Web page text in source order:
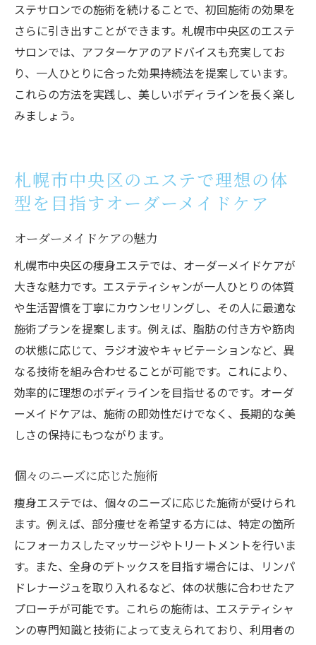
ステサロンでの施術を続けることで、初回施術の効果を
さらに引き出すことができます。札幌市中央区のエステ
サロンでは、アフターケアのアドバイスも充実してお
り、一人ひとりに合った効果持続法を提案しています。
これらの方法を実践し、美しいボディラインを長く楽し
みましょう。
札幌市中央区のエステで理想の体
型を目指すオーダーメイドケア
オーダーメイドケアの魅力
札幌市中央区の痩身エステでは、オーダーメイドケアが
大きな魅力です。エステティシャンが一人ひとりの体質
や生活習慣を丁寧にカウンセリングし、その人に最適な
施術プランを提案します。例えば、脂肪の付き方や筋肉
の状態に応じて、ラジオ波やキャビテーションなど、異
なる技術を組み合わせることが可能です。これにより、
効率的に理想のボディラインを目指せるのです。オーダ
ーメイドケアは、施術の即効性だけでなく、長期的な美
しさの保持にもつながります。
個々のニーズに応じた施術
痩身エステでは、個々のニーズに応じた施術が受けられ
ます。例えば、部分痩せを希望する方には、特定の箇所
にフォーカスしたマッサージやトリートメントを行いま
す。また、全身のデトックスを目指す場合には、リンパ
ドレナージュを取り入れるなど、体の状態に合わせたア
プローチが可能です。これらの施術は、エステティシャ
ンの専門知識と技術によって支えられており、利用者の